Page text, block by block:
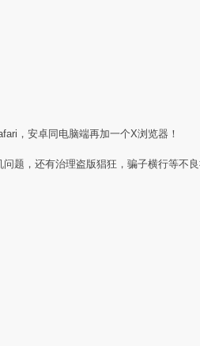
，安卓同电脑端再加一个X浏览器！
题，还有治理盗版猖狂，骗子横行等不